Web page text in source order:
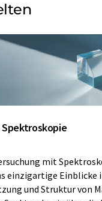
mit
einzigartige Einblicke
und Struktur von